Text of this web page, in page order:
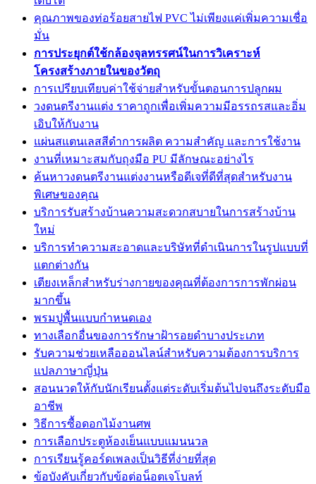
คุณภาพของท่อร้อยสายไฟ PVC ไม่เพียงแค่เพิ่มความเชื่อ
มั่น
การประยุกต์ใช้กล้องจุลทรรศน์ในการวิเคราะห์
โครงสร้างภายในของวัตถุ
การเปรียบเทียบค่าใช้จ่ายสำหรับขั้นตอนการปลูกผม
วงดนตรีงานแต่ง ราคาถูกเพื่อเพิ่มความมีอรรถรสและอิ่ม
เอิบให้กับงาน
แผ่นสแตนเลสสีดำการผลิต ความสำคัญ และการใช้งาน
งานที่เหมาะสมกับถุงมือ PU มีลักษณะอย่างไร
ค้นหาวงดนตรีงานแต่งงานหรือดีเจที่ดีที่สุดสำหรับงาน
พิเศษของคุณ
บริการรับสร้างบ้านความสะดวกสบายในการสร้างบ้าน
ใหม่
บริการทำความสะอาดและบริษัทที่ดำเนินการในรูปแบบที่
แตกต่างกัน
เตียงเหล็กสำหรับร่างกายของคุณที่ต้องการการพักผ่อน
มากขึ้น
พรมปูพื้นแบบกำหนดเอง
ทางเลือกอื่นของการรักษาฝ้ารอยดำบางประเภท
รับความช่วยเหลือออนไลน์สำหรับความต้องการบริการ
แปลภาษาญี่ปุ่น
สอนนวดให้กับนักเรียนตั้งแต่ระดับเริ่มต้นไปจนถึงระดับมือ
อาชีพ
วิธีการซื้อดอกไม้งานศพ
การเลือกประตูห้องเย็นแบบแมนนวล
การเรียนรู้คอร์ดเพลงเป็นวิธีที่ง่ายที่สุด
ข้อบังคับเกี่ยวกับข้อต่อน็อตเจโบลท์